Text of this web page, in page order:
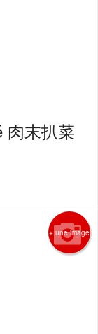
肉末扒菜
+ une image